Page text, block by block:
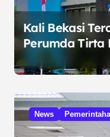
Kali Bekasi
Perumda Tirta
Maaf atas
Air
News